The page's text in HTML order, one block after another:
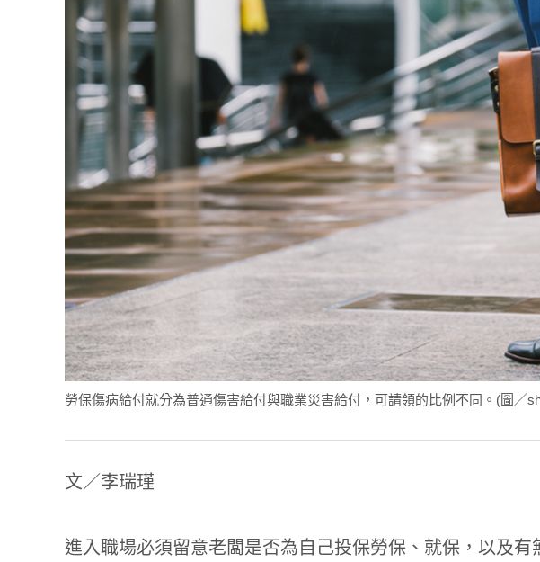
勞保傷病給付就分為普通傷害給付與職業災害給付，可請領的比例不同。(圖／
文／李瑞瑾
進入職場必須留意老闆是否為自己投保勞保、就保，以及